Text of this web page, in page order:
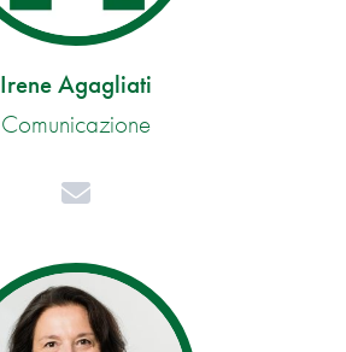
Irene Agagliati
Comunicazione
Mail